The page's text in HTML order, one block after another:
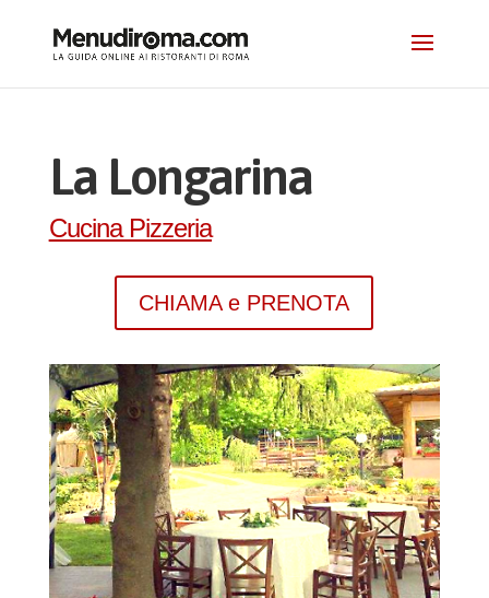
La Longarina
Cucina Pizzeria
CHIAMA e PRENOTA